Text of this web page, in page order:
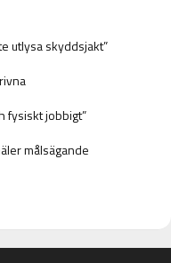
utlysa skyddsjakt”
fysiskt jobbigt”
målsägande